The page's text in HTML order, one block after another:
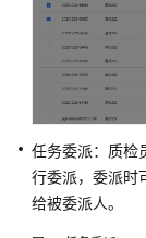
任务委派：质检
行委派，委派时
给被委派人。